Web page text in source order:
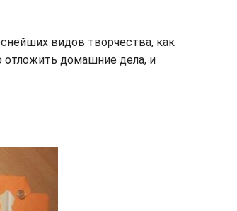
видов творчества, как
отложить домашние дела, и